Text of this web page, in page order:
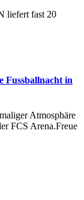
liefert fast 20
Fussballnacht in
Atmosphäre
FCS Arena.Freue